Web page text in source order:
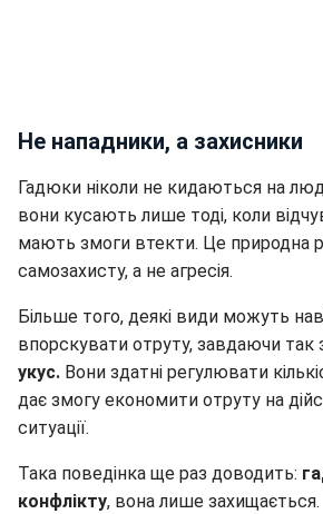
Не нападники, а захисники
Гадюки ніколи не кидаються на
вони кусають лише тоді, коли
мають змоги втекти. Це природна
самозахисту, а не агресія.
Більше того, деякі види можуть
впорскувати отруту, завдаючи так
укус. Вони здатні регулювати
дає змогу економити отруту на
ситуації.
Така поведінка ще раз доводить:
конфлікту, вона лише захищається.